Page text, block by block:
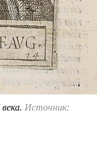
Источник: